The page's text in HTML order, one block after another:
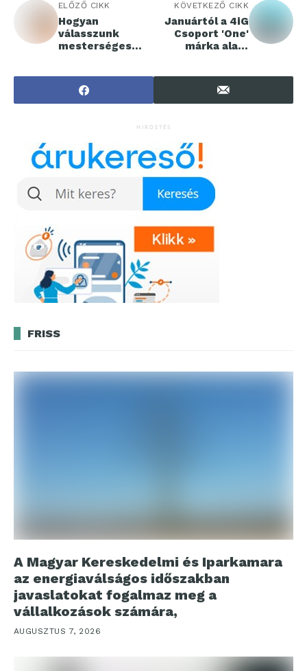
ELŐZŐ CIKK
Hogyan
válasszunk
mesterséges
KÖVETKEZŐ CIKK
Januártól a 4iG
Csoport 'One'
márka alatt
kereskedelmi
szolgáltatásait
HIRDETÉS
FRISS
A Magyar Kereskedelmi és Iparkamara
az energiaválságos időszakban
javaslatokat fogalmaz meg a
vállalkozások számára,
AUGUSZTUS 7, 2026